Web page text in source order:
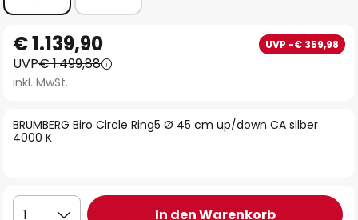
Anfang
der
Bildgalerie
BRUMBERG Biro Circle Ring5 Ø 45 cm up/down CA silber
4000 K
€ 1.139,90 UVP -€ 359,98
UVP€ 1.499,88
inkl. MwSt.
1 In den Warenkorb